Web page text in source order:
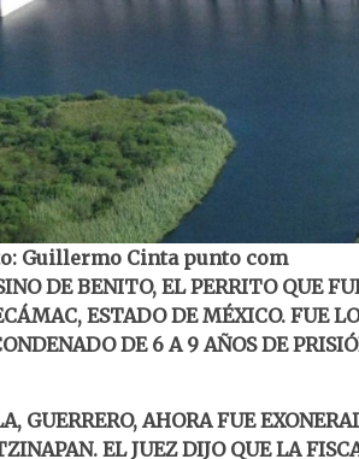
Guillermo Cinta punto com
DE BENITO, EL PERRITO QUE
ESTADO DE MÉXICO. FUE
DE 6 A 9 AÑOS DE
GUERRERO, AHORA FUE
EL JUEZ DIJO QUE LA